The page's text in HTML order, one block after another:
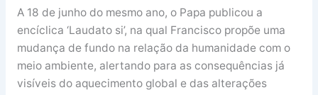
A 18 de junho do mesmo ano, o Papa publicou a
encíclica ‘Laudato si’, na qual Francisco propõe uma
mudança de fundo na relação da humanidade com o
meio ambiente, alertando para as consequências já
visíveis do aquecimento global e das alterações